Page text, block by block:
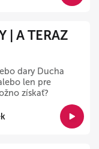
| A TERAZ
dary Ducha
len pre
získať?